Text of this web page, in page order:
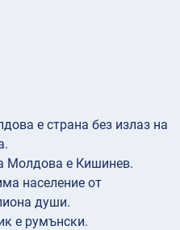
е страна без излаз на
Молдова е Кишинев.
население от
души.
е румънски.